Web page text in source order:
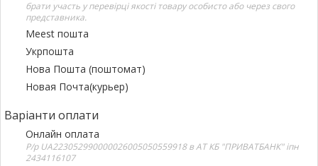
брати участь у перевірці якості товару особисто або через свого
представника.
Meest пошта
Укрпошта
Нова Пошта (поштомат)
Новая Почта(курьер)
Варіанти оплати
Онлайн оплата
Р/р UA223052990000026005050559918 в АТ КБ "ПРИВАТБАНК" іпн
2434116107